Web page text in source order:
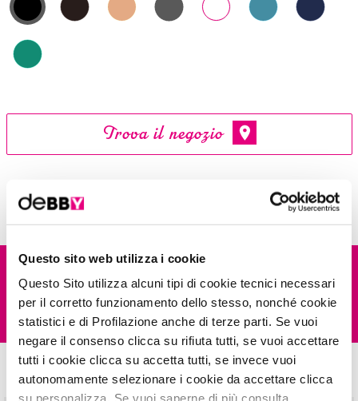
Questo sito web utilizza i cookie
Questo Sito utilizza alcuni tipi di cookie tecnici necessari
per il corretto funzionamento dello stesso, nonché cookie
statistici e di Profilazione anche di terze parti. Se vuoi
negare il consenso clicca su rifiuta tutti, se vuoi accettare
tutti i cookie clicca su accetta tutti, se invece vuoi
autonomamente selezionare i cookie da accettare clicca
su personalizza. Se vuoi saperne di più consulta
Trova il negozio
deBBY amplia l’asse occhi con la 100%clean EYEPENCIL, una matita
occhi eyeliner e kajal che garantisce un tratto preciso e pieno grazie alla
sua texture morbida e cremosa priva di siliconi e petrolati.
La sua formula vegana contiene il 91% di ingredienti di origine naturale,
INSPIRATIONS
Prendiispirazione!
E questi? Provali, sono una bomba!